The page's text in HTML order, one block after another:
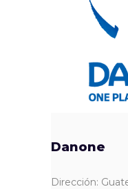
Danone
Dirección: